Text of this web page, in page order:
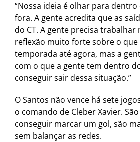
“Nossa ideia é olhar para dentro
fora. A gente acredita que as
do CT. A gente precisa trabalhar
reflexão muito forte sobre o que
temporada até agora, mas a
com o que a gente tem dentro
conseguir sair dessa situação.”
O Santos não vence há sete
o comando de Cleber Xavier.
conseguir marcar um gol, são
sem balançar as redes.